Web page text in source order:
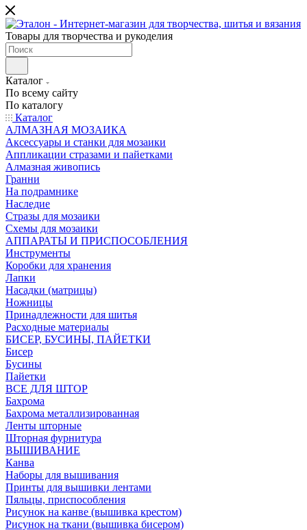
Товары для творчества и рукоделия
Каталог
По всему сайту
По каталогу
Каталог
АЛМАЗНАЯ МОЗАИКА
Аксессуары и станки для мозаики
Аппликации стразами и пайетками
Алмазная живопись
Гранни
На подрамнике
Наследие
Стразы для мозаики
Схемы для мозаики
АППАРАТЫ И ПРИСПОСОБЛЕНИЯ
Инструменты
Коробки для хранения
Лапки
Насадки (матрицы)
Ножницы
Принадлежности для шитья
Расходные материалы
БИСЕР, БУСИНЫ, ПАЙЕТКИ
Бисер
Бусины
Пайетки
ВСЕ ДЛЯ ШТОР
Бахрома
Бахрома металлизированная
Ленты шторные
Шторная фурнитура
ВЫШИВАНИЕ
Канва
Наборы для вышивания
Принты для вышивки лентами
Пяльцы, приспособления
Рисунок на канве (вышивка крестом)
Рисунок на ткани (вышивка бисером)